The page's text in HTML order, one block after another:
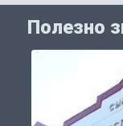
Полезно